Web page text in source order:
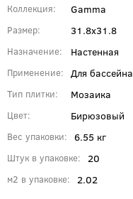
Коллекция Gamma
Размер 31.8x31.8
Назначение Настенная
Применение Для бассейна
Тип плитки Мозаика
Цвет Бирюзовый
Вес упаковки 6.55 кг
Штук в упаковке 20
м2 в упаковке 2.02